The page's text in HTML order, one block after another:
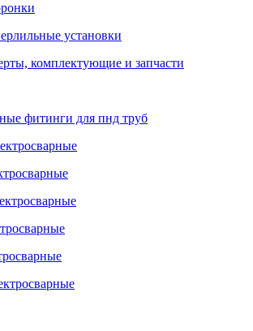
установки
комплектующие и запчасти
фитинги для пнд труб